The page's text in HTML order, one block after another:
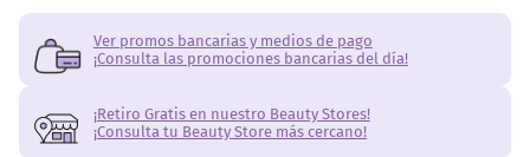
Ver promos bancarias y medios de pago
¡Consulta las promociones bancarias del día!
¡Retiro Gratis en nuestro Beauty Stores!
¡Consulta tu Beauty Store más cercano!